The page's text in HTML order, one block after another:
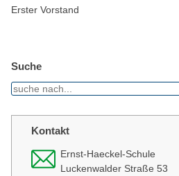
Erster Vorstand
Suche
Kontakt
Ernst-Haeckel-Schule
Luckenwalder Straße 53